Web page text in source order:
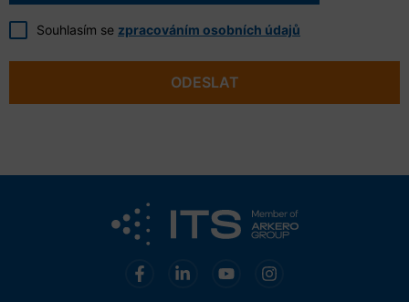
Souhlasím se zpracováním osobních údajů
ODESLAT